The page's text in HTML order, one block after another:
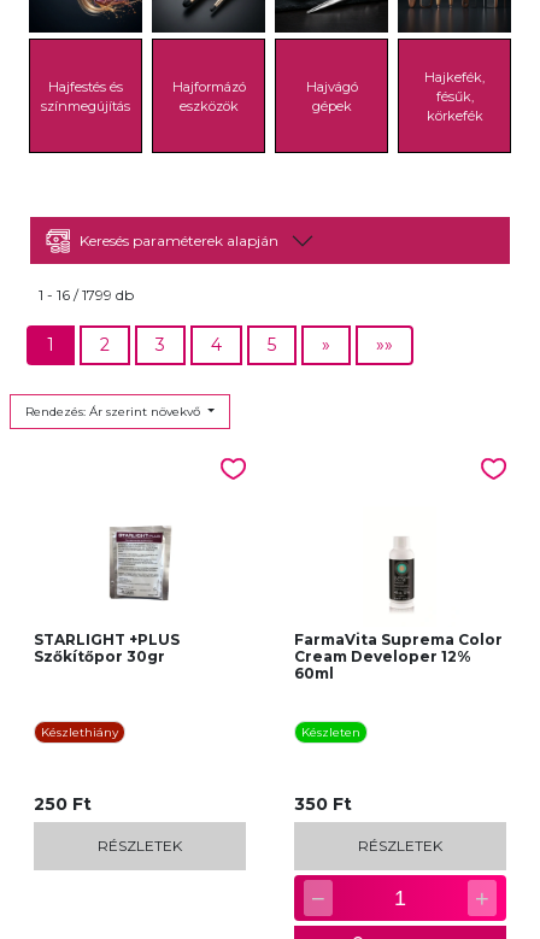
Hajfestés és
színmegújítás
Hajformázó
eszközök
Hajvágó
gépek
Hajkefék,
fésűk,
körkefék
Keresés paraméterek alapján
1 - 16 / 1799 db
1 2 3 4 5 » »»
Rendezés: Ár szerint növekvő
STARLIGHT +PLUS
Szőkítőpor 30gr
Készlethiány
250 Ft
RÉSZLETEK
FarmaVita Suprema Color
Cream Developer 12%
60ml
Készleten
350 Ft
RÉSZLETEK
− 1 +